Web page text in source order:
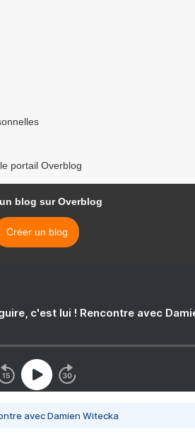
portail Overblog
blog sur Overblog
Créer un blog
c'est lui ! Rencontre avec
avec Damien Witecka